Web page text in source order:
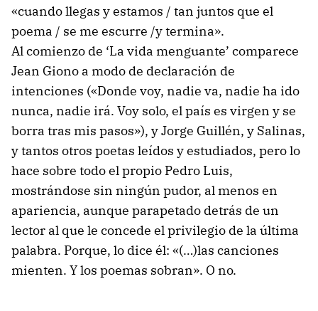
«cuando llegas y estamos / tan juntos que el
poema / se me escurre /y termina».
Al comienzo de ‘La vida menguante’ comparece
Jean Giono a modo de declaración de
intenciones («Donde voy, nadie va, nadie ha ido
nunca, nadie irá. Voy solo, el país es virgen y se
borra tras mis pasos»), y Jorge Guillén, y Salinas,
y tantos otros poetas leídos y estudiados, pero lo
hace sobre todo el propio Pedro Luis,
mostrándose sin ningún pudor, al menos en
apariencia, aunque parapetado detrás de un
lector al que le concede el privilegio de la última
palabra. Porque, lo dice él: «(…)las canciones
mienten. Y los poemas sobran». O no.